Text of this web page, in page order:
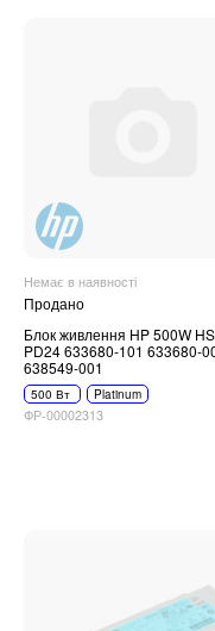
Немає в наявності
Продано
Блок живлення HP 500W
PD24 633680-101 633680-
638549-001
500 Вт Platinum
ФР-00002313